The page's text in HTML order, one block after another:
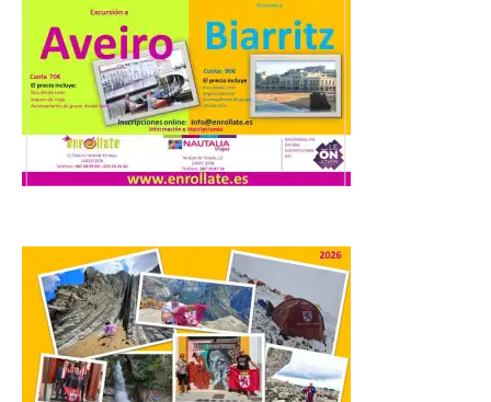
Turismo de Extremadura
impulsa nuevas
iniciativas relacionadas
con el trío de eclipses para
afianzar a Extremadura
como referente en
astroturismo
8 Ago 2026
Extremadura cuenta con
uno de los cielos
estrellados con menor
contaminación lumínica
de Europa, un recurso
natural que permite disfrutar de
actividades de astroturismo durante todo
el año. La Dirección General de Turismo